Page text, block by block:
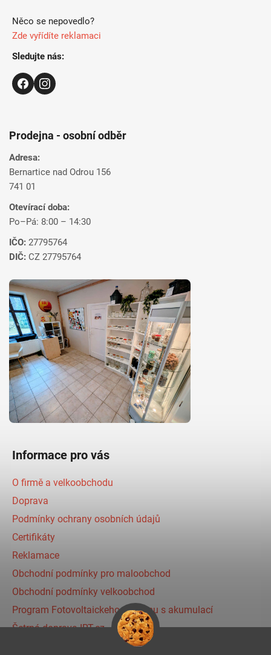
Něco se nepovedlo?
Zde vyřídíte reklamaci
Sledujte nás:
Prodejna - osobní odběr
Adresa:
Bernartice nad Odrou 156
741 01
Otevírací doba:
Po–Pá: 8:00 – 14:30
IČO: 27795764
DIČ: CZ 27795764
Informace pro vás
O firmě a velkoobchodu
Doprava
Podmínky ochrany osobních údajů
Certifikáty
Reklamace
Obchodní podmínky pro maloobchod
Obchodní podmínky velkoobchod
Program Fotovoltaickeho systému s akumulací
Šetrná doprava IRT.cz
Prihlásenie affiliate partnera